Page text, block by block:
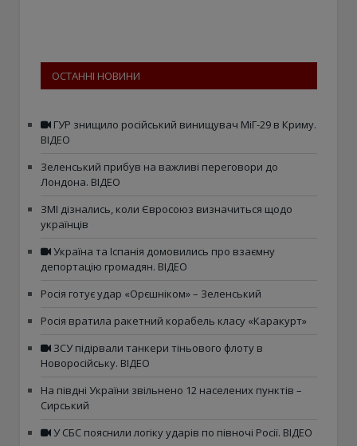
ОСТАННІ НОВИНИ
ГУР знищило російський винищувач МіГ-29 в Криму.
ВІДЕО
Зеленський прибув на важливі переговори до
Лондона. ВІДЕО
ЗМІ дізнались, коли Євросоюз визначиться щодо
українців
Україна та Іспанія домовились про взаємну
депортацію громадян. ВІДЕО
Росія готує удар «Орєшніком» – Зеленський
Росія вратила ракетний корабель класу «Каракурт»
ЗСУ підірвали танкери тіньового флоту в
Новоросійську. ВІДЕО
На півдні України звільнено 12 населених пунктів –
Сирський
У СБС пояснили логіку ударів по півночі Росії. ВІДЕО